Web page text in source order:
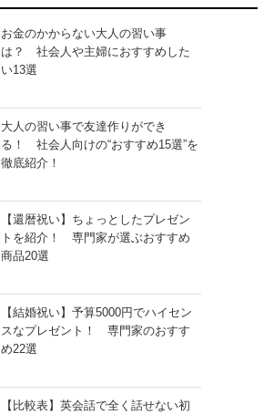
お金のかからない大人の習い事
は？ 社会人や主婦におすすめした
い13選
大人の習い事で友達作りができ
る！ 社会人向けの“おすすめ15選”を
徹底紹介！
【還暦祝い】ちょっとしたプレゼン
トを紹介！ 専門家が選ぶおすすめ
商品20選
【結婚祝い】予算5000円でハイセン
スなプレゼント！ 専門家のおすす
め22選
【比較表】英会話で全く話せない初